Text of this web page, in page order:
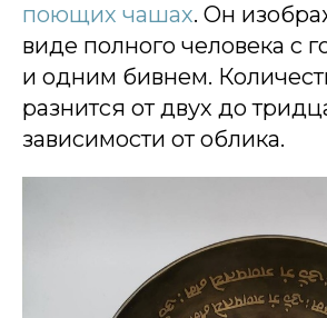
поющих чашах. Он
виде полного человека с
и одним бивнем.
разнится от двух до
зависимости от облика.